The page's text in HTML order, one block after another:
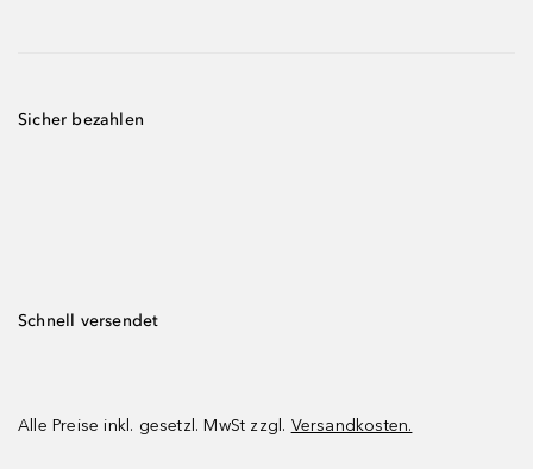
Sicher bezahlen
Schnell versendet
Alle Preise inkl. gesetzl. MwSt zzgl. Versandkosten.